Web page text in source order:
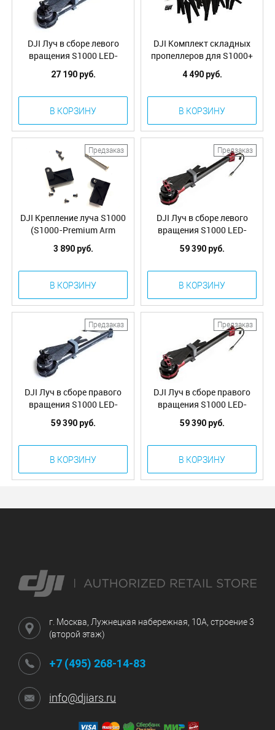
DJI Луч в сборе левого
вращения S1000 LED-
зеленый (S1000-Premium
Complete Arm [CCW-
27 190 руб.
В КОРЗИНУ
DJI Комплект складных
пропеллеров для S1000+
(S1000-Premium Propeller
Pack (8)) (Part25)
4 490 руб.
В КОРЗИНУ
Предзаказ
DJI Крепление луча S1000
(S1000-Premium Arm
Mounting Bracket) (Part12)
3 890 руб.
В КОРЗИНУ
Предзаказ
DJI Луч в сборе левого
вращения S1000 LED-
красный (S1000-Premium
Complete Arm [CCW-RED])
59 390 руб.
В КОРЗИНУ
Предзаказ
DJI Луч в сборе правого
вращения S1000 LED-
зеленый (S1000-Premium
Complete Arm [CW-Green])
59 390 руб.
В КОРЗИНУ
Предзаказ
DJI Луч в сборе правого
вращения S1000 LED-
красный (S1000-Premium
Complete Arm [CW-RED])
59 390 руб.
В КОРЗИНУ
г. Москва, Лужнецкая набережная, 10А, строение 3
(второй этаж)
+7 (495) 268-14-83
info@djiars.ru